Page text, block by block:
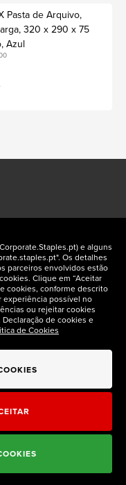
Pasta de Arquivo,
320 x 290 x 75
Azul
Corporate
e alguns
Os detalhes
parceiros envolvidos estão
Clique em “Aceitar
cookies, conforme descrito
experiência possível no
ou rejeitar cookies
de cookies e
de Cookies